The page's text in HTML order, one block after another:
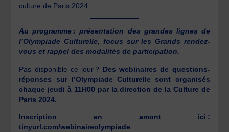
culture de Paris 2024.
Au programme : présentation des grandes lignes de
l’Olympiade Culturelle, focus sur les Grands rendez-
vous et rappel des modalités de participation.
Pas disponible ce jour ? Des webinaires de questions-
réponses sur l’Olympiade Culturelle sont organisés
chaque jeudi à 11H00 par la direction de la Culture de
Paris 2024.
Inscription en amont ici :
tinyurl.com/webinaireolympiade